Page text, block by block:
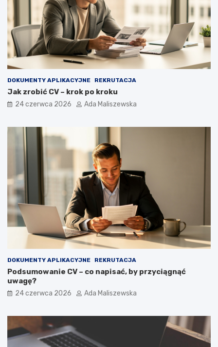
DOKUMENTY APLIKACYJNE REKRUTACJA
Jak zrobić CV – krok po kroku
24 czerwca 2026 Ada Maliszewska
DOKUMENTY APLIKACYJNE REKRUTACJA
Podsumowanie CV – co napisać, by przyciągnąć
uwagę?
24 czerwca 2026 Ada Maliszewska